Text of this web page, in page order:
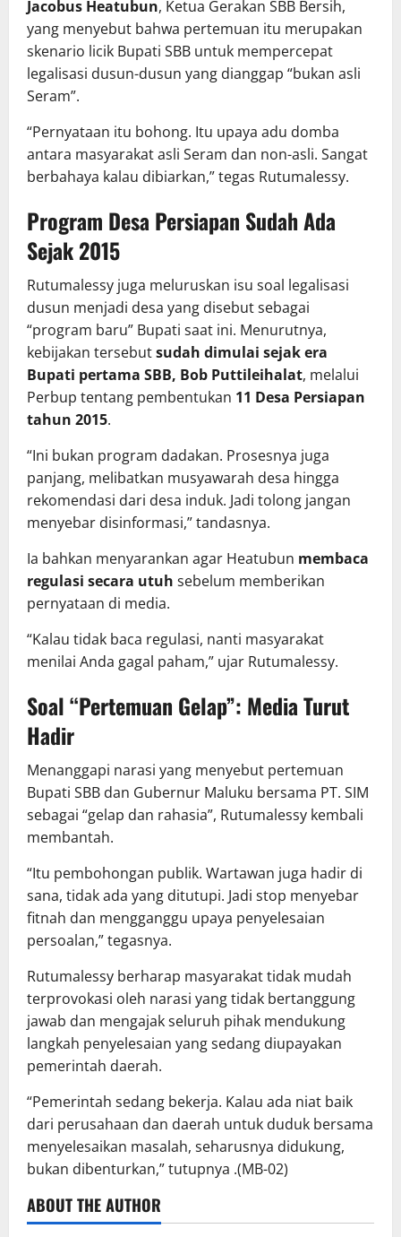
Jacobus Heatubun, Ketua Gerakan SBB Bersih,
yang menyebut bahwa pertemuan itu merupakan
skenario licik Bupati SBB untuk mempercepat
legalisasi dusun-dusun yang dianggap “bukan asli
Seram”.
“Pernyataan itu bohong. Itu upaya adu domba
antara masyarakat asli Seram dan non-asli. Sangat
berbahaya kalau dibiarkan,” tegas Rutumalessy.
Program Desa Persiapan Sudah Ada
Sejak 2015
Rutumalessy juga meluruskan isu soal legalisasi
dusun menjadi desa yang disebut sebagai
“program baru” Bupati saat ini. Menurutnya,
kebijakan tersebutsudah dimulai sejak era
Bupati pertama SBB, Bob Puttileihalat, melalui
Perbup tentang pembentukan 11 Desa Persiapan
tahun 2015.
“Ini bukan program dadakan. Prosesnya juga
panjang, melibatkan musyawarah desa hingga
rekomendasi dari desa induk. Jadi tolong jangan
menyebar disinformasi,” tandasnya.
Ia bahkan menyarankan agar Heatubun membaca
regulasi secara utuh sebelum memberikan
pernyataan di media.
“Kalau tidak baca regulasi, nanti masyarakat
menilai Anda gagal paham,” ujar Rutumalessy.
Soal “Pertemuan Gelap”: Media Turut
Hadir
Menanggapi narasi yang menyebut pertemuan
Bupati SBB dan Gubernur Maluku bersama PT. SIM
sebagai “gelap dan rahasia”, Rutumalessy kembali
membantah.
“Itu pembohongan publik. Wartawan juga hadir di
sana, tidak ada yang ditutupi. Jadi stop menyebar
fitnah dan mengganggu upaya penyelesaian
persoalan,” tegasnya.
Rutumalessy berharap masyarakat tidak mudah
terprovokasi oleh narasi yang tidak bertanggung
jawab dan mengajak seluruh pihak mendukung
langkah penyelesaian yang sedang diupayakan
pemerintah daerah.
“Pemerintah sedang bekerja. Kalau ada niat baik
dari perusahaan dan daerah untuk duduk bersama
menyelesaikan masalah, seharusnya didukung,
bukan dibenturkan,” tutupnya .(MB-02)
ABOUT THE AUTHOR